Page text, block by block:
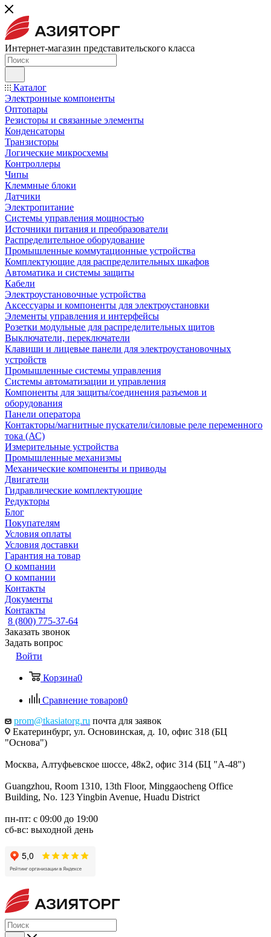
Интернет-магазин представительского класса
Каталог
Электронные компоненты
Оптопары
Резисторы и связанные элементы
Конденсаторы
Транзисторы
Логические микросхемы
Контроллеры
Чипы
Клеммные блоки
Датчики
Электропитание
Системы управления мощностью
Источники питания и преобразователи
Распределительное оборудование
Промышленные коммутационные устройства
Комплектующие для распределительных шкафов
Автоматика и системы защиты
Кабели
Электроустановочные устройства
Аксессуары и компоненты для электроустановки
Элементы управления и интерфейсы
Розетки модульные для распределительных щитов
Выключатели, переключатели
Клавиши и лицевые панели для электроустановочных
устройств
Промышленные системы управления
Системы автоматизации и управления
Компоненты для защиты/соединения разъемов и
оборудования
Панели оператора
Контакторы/магнитные пускатели/силовые реле переменного
тока (АС)
Измерительные устройства
Промышленные механизмы
Механические компоненты и приводы
Двигатели
Гидравлические комплектующие
Редукторы
Блог
Покупателям
Условия оплаты
Условия доставки
Гарантия на товар
О компании
О компании
Контакты
Документы
Контакты
8 (800) 775-37-64
Заказать звонок
Задать вопрос
Войти
Корзина0
Сравнение товаров0
prom@tkasiatorg.ru почта для заявок
Екатеринбург, ул. Основинская, д. 10, офис 318 (БЦ
"Основа")
Москва, Алтуфьевское шоссе, 48к2, офис 314 (БЦ "А-48")
Guangzhou, Room 1310, 13th Floor, Minggaocheng Office
Building, No. 123 Yingbin Avenue, Huadu District
пн-пт: с 09:00 до 19:00
сб-вс: выходной день